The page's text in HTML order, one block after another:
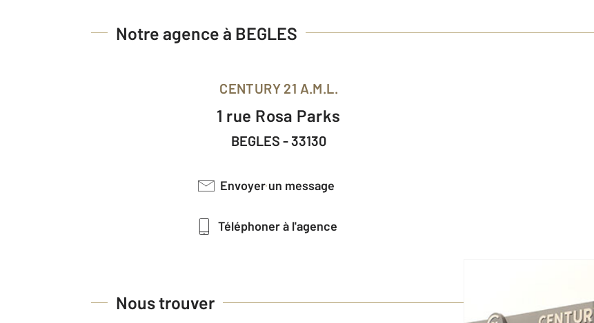
Notre agence à BEGLES
CENTURY 21 A.M.L.
1 rue Rosa Parks
BEGLES - 33130
Envoyer un message
Téléphoner à l'agence
Nous trouver